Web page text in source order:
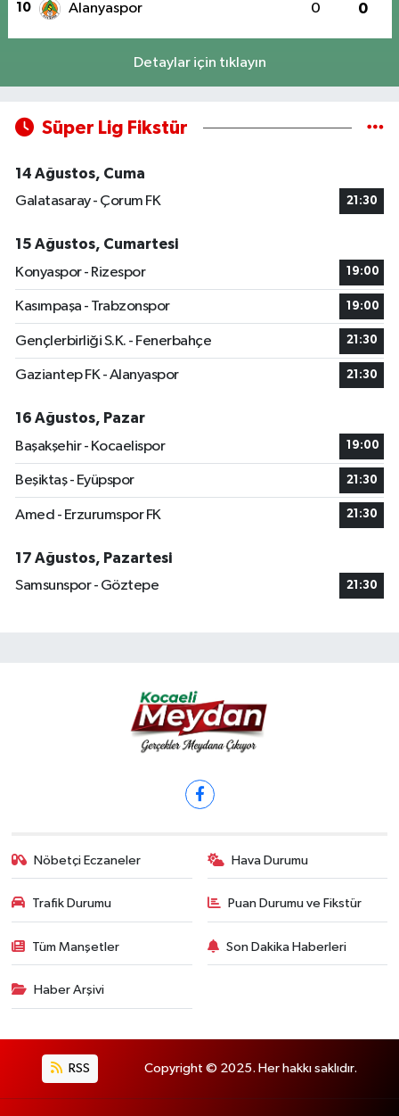
10 Alanyaspor 0 0
Detaylar için tıklayın
Süper Lig Fikstür
14 Ağustos, Cuma
Galatasaray - Çorum FK
21:30
15 Ağustos, Cumartesi
Konyaspor - Rizespor
19:00
Kasımpaşa - Trabzonspor 19:00
Gençlerbirliği S.K. - Fenerbahçe 21:30
Gaziantep FK - Alanyaspor 21:30
16 Ağustos, Pazar
Başakşehir - Kocaelispor
19:00
Beşiktaş - Eyüpspor 21:30
Amed - Erzurumspor FK 21:30
17 Ağustos, Pazartesi
Samsunspor - Göztepe
21:30
Nöbetçi Eczaneler Hava Durumu
Trafik Durumu Puan Durumu ve Fikstür
Tüm Manşetler Son Dakika Haberleri
Haber Arşivi
RSS Copyright © 2025. Her hakkı saklıdır.